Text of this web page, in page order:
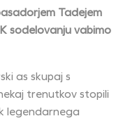
Tadejem
sodelovanju vabimo
as skupaj s
trenutkov stopili
legendarnega